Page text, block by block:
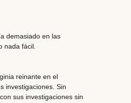
demasiado en las
nada fácil.
reinante en el
investigaciones. Sin
sus investigaciones sin